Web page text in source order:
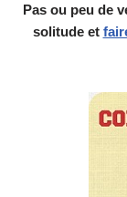
Pas ou peu de
solitude et